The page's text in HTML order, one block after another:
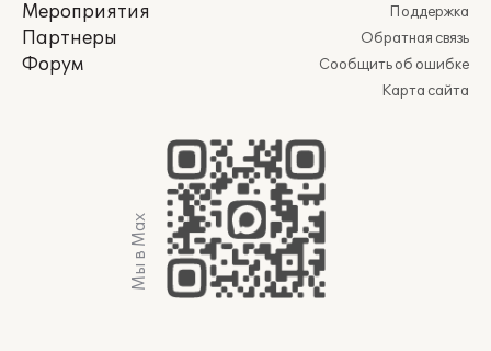
Мероприятия
Партнеры
Форум
Поддержка
Обратная связь
Сообщить об ошибке
Карта сайта
Мы в Max